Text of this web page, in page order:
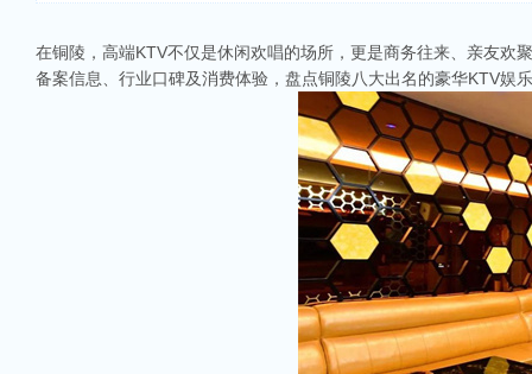
在铜陵，高端KTV不仅是休闲欢唱的场所，更是商务往来、亲友欢
备案信息、行业口碑及消费体验，盘点铜陵八大出名的豪华KTV娱